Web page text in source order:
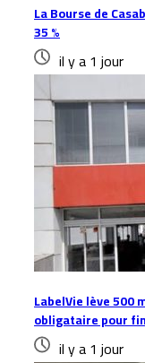
La Bourse de
35 %
il y a 1 jour
LabelVie lève 500
obligataire pour
il y a 1 jour